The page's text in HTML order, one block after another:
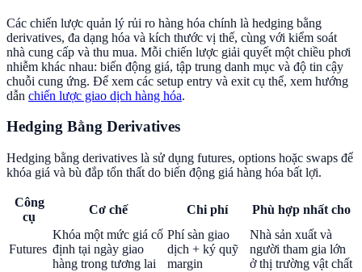
Các chiến lược quản lý rủi ro hàng hóa chính là hedging bằng
derivatives, đa dạng hóa và kích thước vị thế, cùng với kiểm soát
nhà cung cấp và thu mua. Mỗi chiến lược giải quyết một chiều phơi
nhiễm khác nhau: biến động giá, tập trung danh mục và độ tin cậy
chuỗi cung ứng. Để xem các setup entry và exit cụ thể, xem hướng
dẫn chiến lược giao dịch hàng hóa.
Hedging Bằng Derivatives
Hedging bằng derivatives là sử dụng futures, options hoặc swaps để
khóa giá và bù đắp tổn thất do biến động giá hàng hóa bất lợi.
Công
cụ
Cơ chế Chi phí Phù hợp nhất cho
Futures
Khóa một mức giá cố
định tại ngày giao
hàng trong tương lai
Phí sàn giao
dịch + ký quỹ
margin
Nhà sản xuất và
người tham gia lớn
ở thị trường vật chất